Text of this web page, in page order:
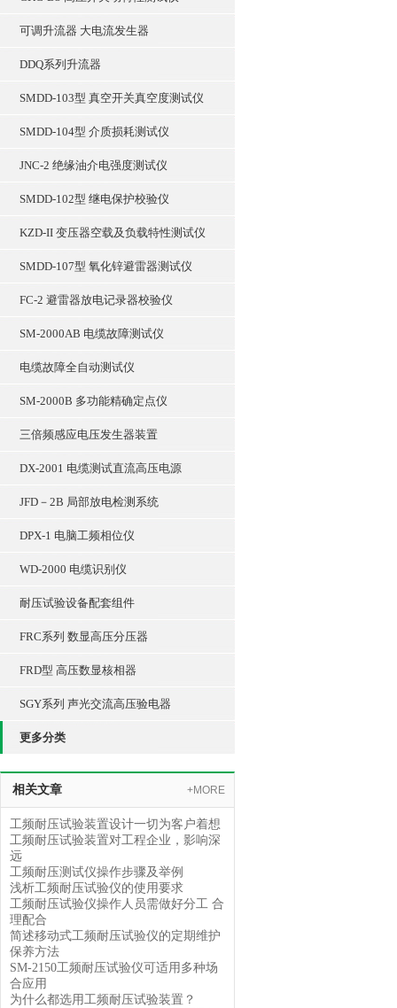
可调升流器 大电流发生器
DDQ系列升流器
SMDD-103型 真空开关真空度测试仪
SMDD-104型 介质损耗测试仪
JNC-2 绝缘油介电强度测试仪
SMDD-102型 继电保护校验仪
KZD-II 变压器空载及负载特性测试仪
SMDD-107型 氧化锌避雷器测试仪
FC-2 避雷器放电记录器校验仪
SM-2000AB 电缆故障测试仪
电缆故障全自动测试仪
SM-2000B 多功能精确定点仪
三倍频感应电压发生器装置
DX-2001 电缆测试直流高压电源
JFD－2B 局部放电检测系统
DPX-1 电脑工频相位仪
WD-2000 电缆识别仪
耐压试验设备配套组件
FRC系列 数显高压分压器
FRD型 高压数显核相器
SGY系列 声光交流高压验电器
更多分类
相关文章 +MORE
工频耐压试验装置设计一切为客户着想
工频耐压试验装置对工程企业，影响深
远
工频耐压测试仪操作步骤及举例
浅析工频耐压试验仪的使用要求
工频耐压试验仪操作人员需做好分工 合
理配合
简述移动式工频耐压试验仪的定期维护
保养方法
SM-2150工频耐压试验仪可适用多种场
合应用
为什么都选用工频耐压试验装置？